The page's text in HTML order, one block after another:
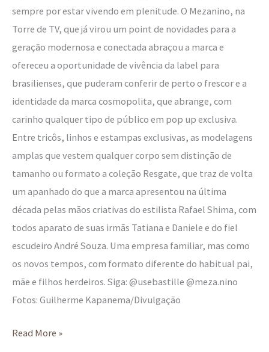
sempre por estar vivendo em plenitude. O Mezanino, na
Torre de TV, que já virou um point de novidades para a
geração modernosa e conectada abraçou a marca e
ofereceu a oportunidade de vivência da label para
brasilienses, que puderam conferir de perto o frescor e a
identidade da marca cosmopolita, que abrange, com
carinho qualquer tipo de público em pop up exclusiva.
Entre tricôs, linhos e estampas exclusivas, as modelagens
amplas que vestem qualquer corpo sem distinção de
tamanho ou formato a coleção Resgate, que traz de volta
um apanhado do que a marca apresentou na última
década pelas mãos criativas do estilista Rafael Shima, com
todos aparato de suas irmãs Tatiana e Daniele e do fiel
escudeiro André Souza. Uma empresa familiar, mas como
os novos tempos, com formato diferente do habitual pai,
mãe e filhos herdeiros. Siga: @usebastille @meza.nino
Fotos: Guilherme Kapanema/Divulgação
Read More »